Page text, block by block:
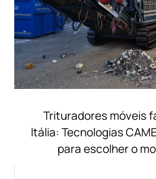
Trituradores móveis
Itália: Tecnologias
para escolher o